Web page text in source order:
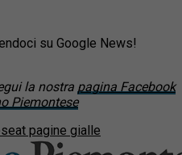
su Google News!
la nostra pagina Facebook
Piemontese
seat pagine gialle